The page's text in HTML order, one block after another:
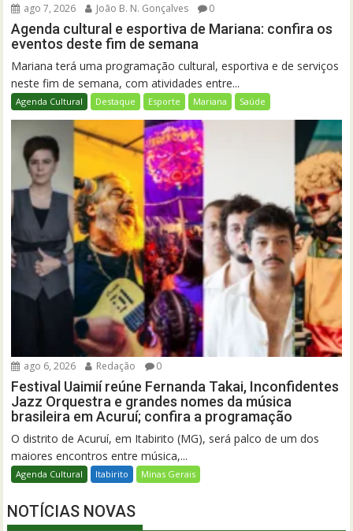
ago 7, 2026 João B. N. Gonçalves 0
Agenda cultural e esportiva de Mariana: confira os
eventos deste fim de semana
Mariana terá uma programação cultural, esportiva e de serviços
neste fim de semana, com atividades entre...
Agenda Cultural Destaque Esporte Mariana Saúde
ago 6, 2026 Redação 0
Festival Uaimií reúne Fernanda Takai, Inconfidentes
Jazz Orquestra e grandes nomes da música
brasileira em Acuruí; confira a programação
O distrito de Acuruí, em Itabirito (MG), será palco de um dos
maiores encontros entre música,...
Agenda Cultural Itabirito Minas Gerais
NOTÍCIAS NOVAS